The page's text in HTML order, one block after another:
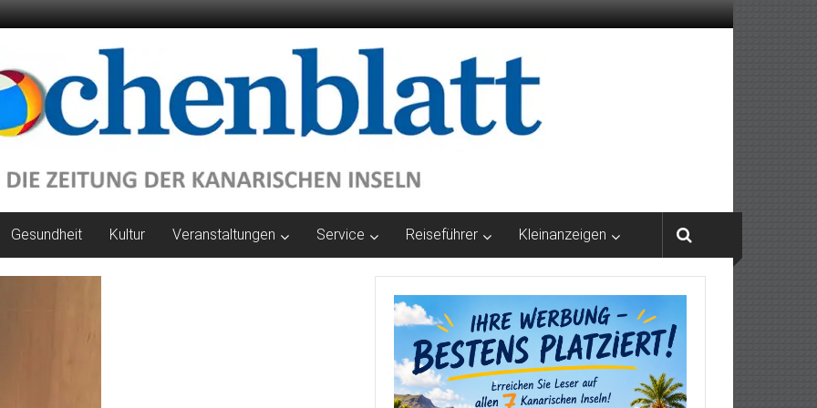
Gesundheit Kultur Veranstaltungen Service Reiseführer Kleinanzeigen